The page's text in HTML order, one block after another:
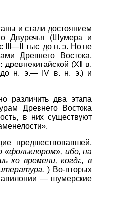
и стали достоянием
Двуречья (Шумера и
III—II тыс. до н. э. Но не
Древнего Востока,
(XII в.
до н. э.— IV в. н. э.) и
различить два этапа
Древнего Востока
в них существуют
предшествовавшей,
«фольклором», ибо, на
ко времени, когда, в
) Во-вторых
— шумерские